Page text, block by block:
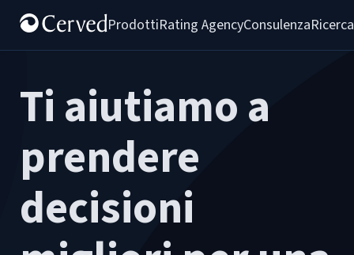
ProdottiRating AgencyConsulenza
Ti aiutiamo a
prendere
decisioni